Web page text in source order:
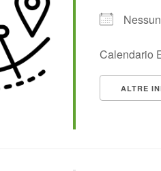
Calendario
ALTRE